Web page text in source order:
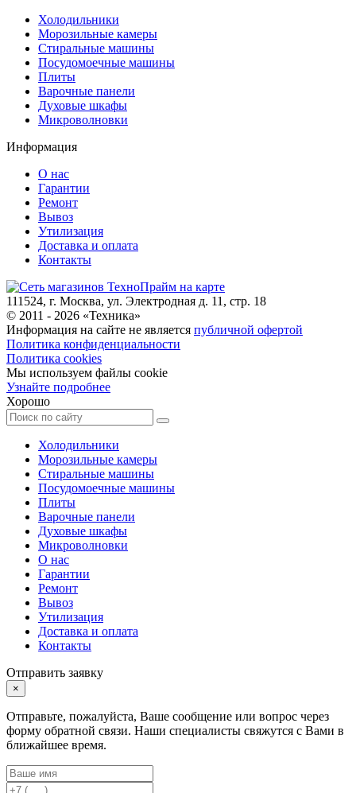
Холодильники
Морозильные камеры
Стиральные машины
Посудомоечные машины
Плиты
Варочные панели
Духовые шкафы
Микроволновки
Информация
О нас
Гарантии
Ремонт
Вывоз
Утилизация
Доставка и оплата
Контакты
111524, г. Москва, ул. Электродная д. 11, стр. 18
© 2011 - 2026 «Техника»
Информация на сайте не является публичной офертой
Политика конфиденциальности
Политика cookies
Мы используем файлы cookie
Узнайте подробнее
Хорошо
Холодильники
Морозильные камеры
Стиральные машины
Посудомоечные машины
Плиты
Варочные панели
Духовые шкафы
Микроволновки
О нас
Гарантии
Ремонт
Вывоз
Утилизация
Доставка и оплата
Контакты
Отправить заявку
×
Отправьте, пожалуйста, Ваше сообщение или вопрос через
форму обратной связи. Наши специалисты свяжутся с Вами в
ближайшее время.